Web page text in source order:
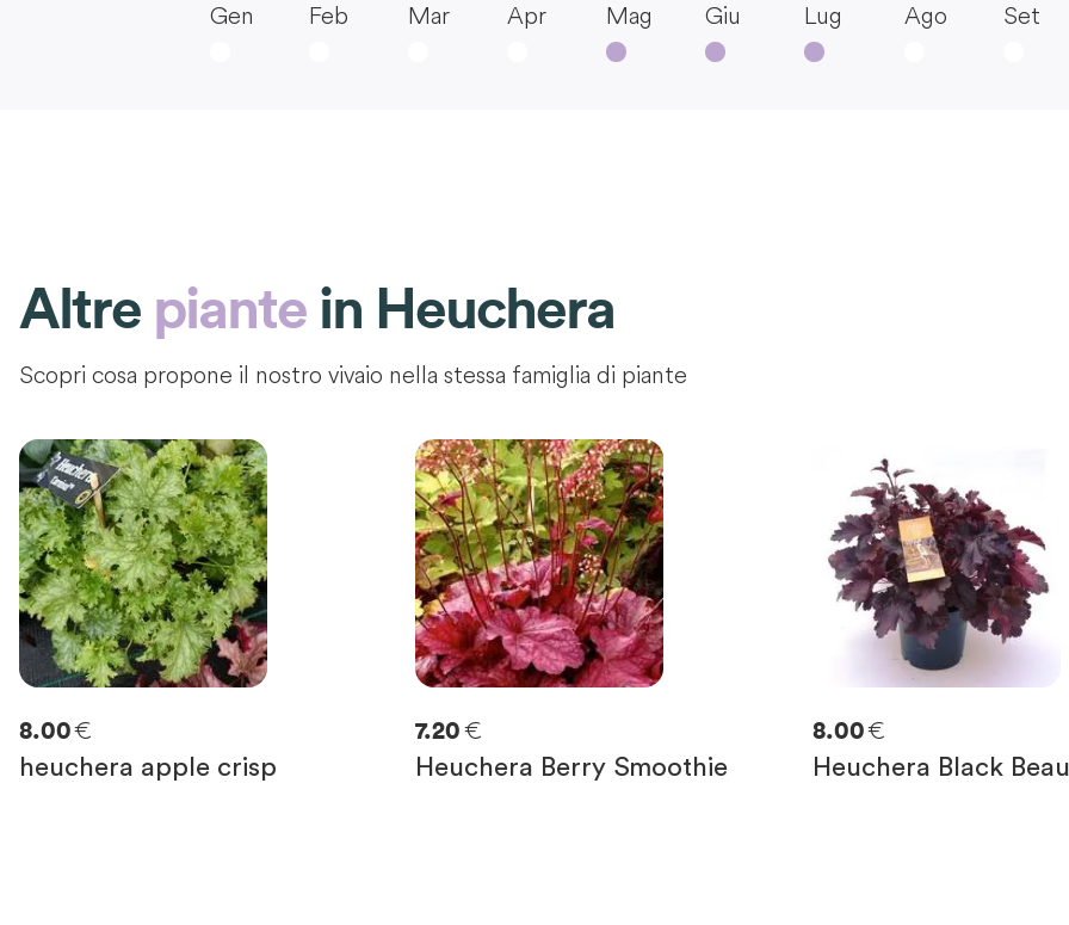
Gen Feb Mar Apr Mag Giu Lug Ago Set
Altre piante in Heuchera
Scopri cosa propone il nostro vivaio nella stessa famiglia di piante
8.00€
heuchera apple crisp
7.20 €
Heuchera Berry Smoothie
8.00€
Heuchera Black